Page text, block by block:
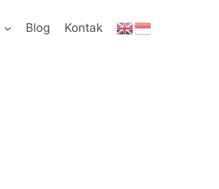
Blog Kontak